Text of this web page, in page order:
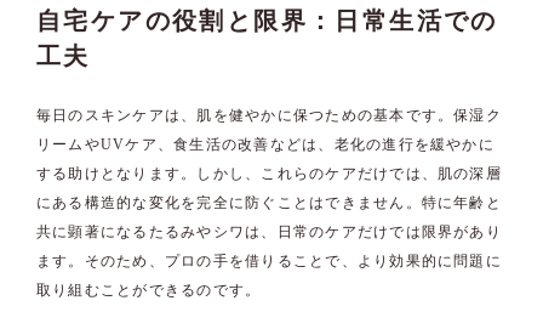
自宅ケアの役割と限界：日常生活での
工夫
毎日のスキンケアは、肌を健やかに保つための基本です。保湿ク
リームやUVケア、食生活の改善などは、老化の進行を緩やかに
する助けとなります。しかし、これらのケアだけでは、肌の深層
にある構造的な変化を完全に防ぐことはできません。特に年齢と
共に顕著になるたるみやシワは、日常のケアだけでは限界があり
ます。そのため、プロの手を借りることで、より効果的に問題に
取り組むことができるのです。